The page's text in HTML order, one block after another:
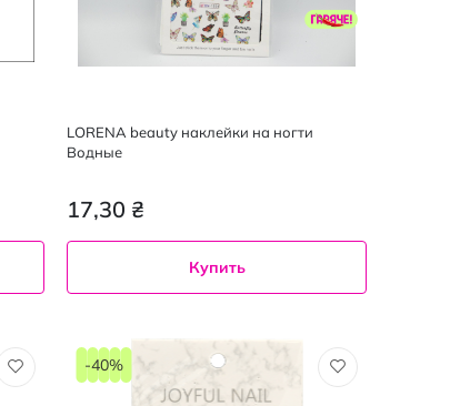
LORENA beauty наклейки на ногти
Водные
17,30 ₴
Купить
-40%